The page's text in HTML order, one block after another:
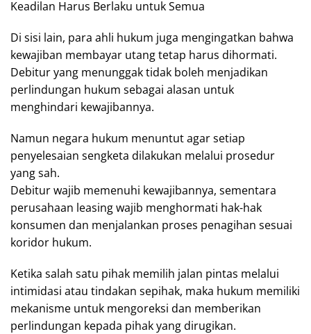
Keadilan Harus Berlaku untuk Semua
Di sisi lain, para ahli hukum juga mengingatkan bahwa
kewajiban membayar utang tetap harus dihormati.
Debitur yang menunggak tidak boleh menjadikan
perlindungan hukum sebagai alasan untuk
menghindari kewajibannya.
Namun negara hukum menuntut agar setiap
penyelesaian sengketa dilakukan melalui prosedur
yang sah.
Debitur wajib memenuhi kewajibannya, sementara
perusahaan leasing wajib menghormati hak-hak
konsumen dan menjalankan proses penagihan sesuai
koridor hukum.
Ketika salah satu pihak memilih jalan pintas melalui
intimidasi atau tindakan sepihak, maka hukum memiliki
mekanisme untuk mengoreksi dan memberikan
perlindungan kepada pihak yang dirugikan.